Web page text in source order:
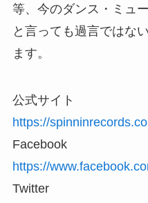
等、今のダンス・ミュ
と言っても過言ではな
ます。
公式サイト
https://
Facebook
https://
Twitter